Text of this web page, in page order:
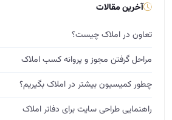
آخرین مقالات
تعاون در املاک چیست؟
مراحل گرفتن مجوز و پروانه کسب املاک
چطور کمیسیون بیشتر در املاک بگیریم؟
راهنمایی طراحی سایت برای دفاتر املاک